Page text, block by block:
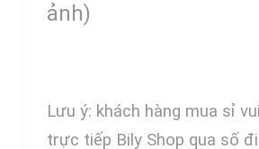
ảnh)
Lưu ý: khách hàng mua sỉ
trực tiếp Bily Shop qua số